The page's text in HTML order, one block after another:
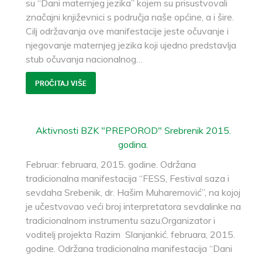
su “Dani maternjeg jezika” kojem su prisustvovali
značajni književnici s područja naše općine, a i šire.
Cilj održavanja ove manifestacije jeste očuvanje i
njegovanje maternjeg jezika koji ujedno predstavlja
stub očuvanja nacionalnog…
PROČITAJ VIŠE
Aktivnosti BZK "PREPOROD" Srebrenik 2015.
godina.
Februar: februara, 2015. godine. Održana
tradicionalna manifestacija “FESS, Festival saza i
sevdaha Srebenik, dr. Hašim Muharemović”, na kojoj
je učestvovao veći broj interpretatora sevdalinke na
tradicionalnom instrumentu sazu.Organizator i
voditelj projekta Razim Slanjankić. februara, 2015.
godine. Održana tradicionalna manifestacija “Dani